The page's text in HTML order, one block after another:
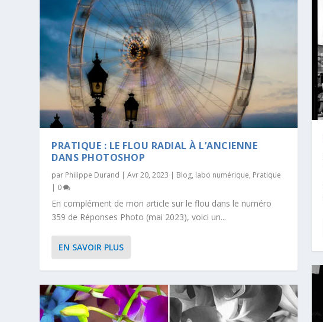
PRATIQUE : LE FLOU RADIAL À L’ANCIENNE
DANS PHOTOSHOP
par Philippe Durand |Avr 20, 2023 | Blog, labo numérique, Pratique
| 0
En complément de mon article sur le flou dans le numéro
359 de Réponses Photo (mai 2023), voici un...
EN SAVOIR PLUS